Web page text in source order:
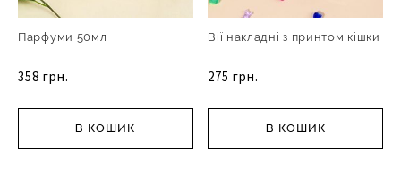
Парфуми 50мл
358 грн.
В КОШИК
Вії накладні з принтом кішки
275 грн.
В КОШИК